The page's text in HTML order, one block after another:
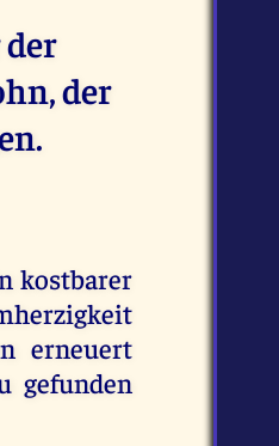
der
kostbarer
erneuert
gefunden